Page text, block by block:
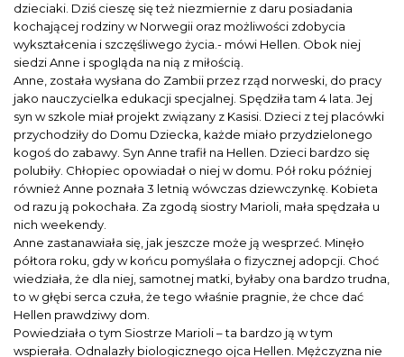
dzieciaki. Dziś cieszę się też niezmiernie z daru posiadania
kochającej rodziny w Norwegii oraz możliwości zdobycia
wykształcenia i szczęśliwego życia.- mówi Hellen. Obok niej
siedzi Anne i spogląda na nią z miłością.
Anne, została wysłana do Zambii przez rząd norweski, do pracy
jako nauczycielka edukacji specjalnej. Spędziła tam 4 lata. Jej
syn w szkole miał projekt związany z Kasisi. Dzieci z tej placówki
przychodziły do Domu Dziecka, każde miało przydzielonego
kogoś do zabawy. Syn Anne trafił na Hellen. Dzieci bardzo się
polubiły. Chłopiec opowiadał o niej w domu. Pół roku później
również Anne poznała 3 letnią wówczas dziewczynkę. Kobieta
od razu ją pokochała. Za zgodą siostry Marioli, mała spędzała u
nich weekendy.
Anne zastanawiała się, jak jeszcze może ją wesprzeć. Minęło
półtora roku, gdy w końcu pomyślała o fizycznej adopcji. Choć
wiedziała, że dla niej, samotnej matki, byłaby ona bardzo trudna,
to w głębi serca czuła, że tego właśnie pragnie, że chce dać
Hellen prawdziwy dom.
Powiedziała o tym Siostrze Marioli – ta bardzo ją w tym
wspierała. Odnalazły biologicznego ojca Hellen. Mężczyzna nie